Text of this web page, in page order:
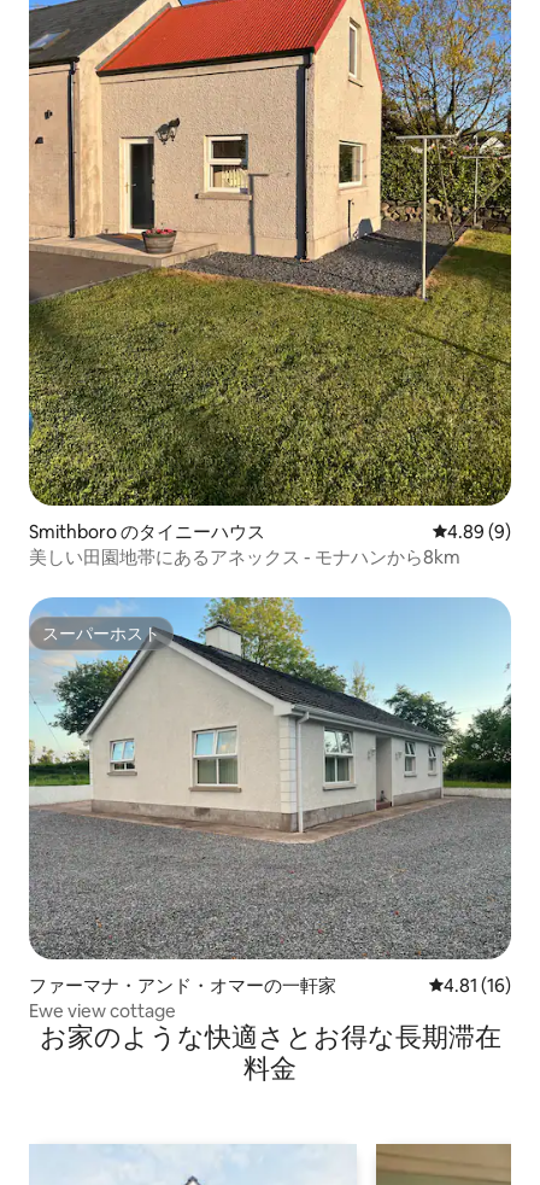
Smithboro のタイニーハウス レビュー9件
4.89 (9)
美しい田園地帯にあるアネックス - モナハンから8km
スーパーホスト
スーパーホスト
ファーマナ・アンド・オマーの一軒家 レビュー16
4.81 (16)
Ewe view cottage
お家のような快⁠適⁠さ⁠とお⁠得⁠な長⁠期⁠滞⁠在
料⁠金